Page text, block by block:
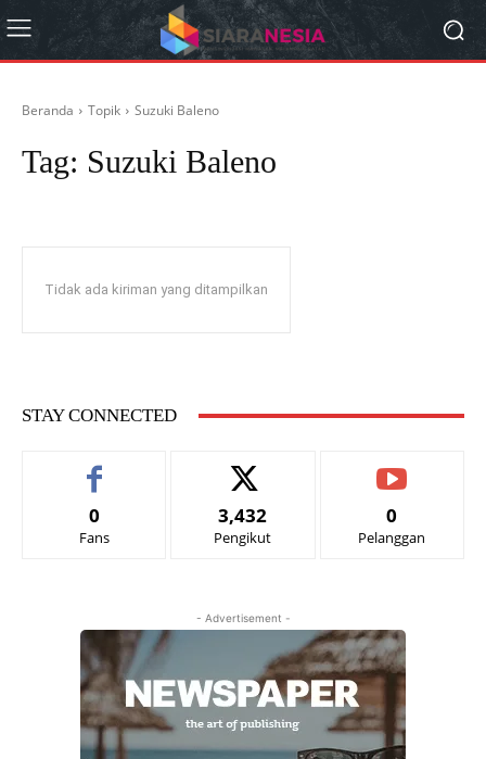
Beranda Topik Suzuki Baleno
Tag: Suzuki Baleno
Tidak ada kiriman yang ditampilkan
STAY CONNECTED
0
Fans
3,432
Pengikut
0
Pelanggan
- Advertisement -